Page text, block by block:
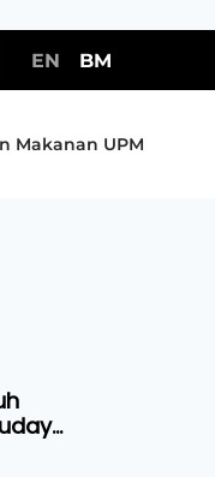
EN BM
Makanan UPM